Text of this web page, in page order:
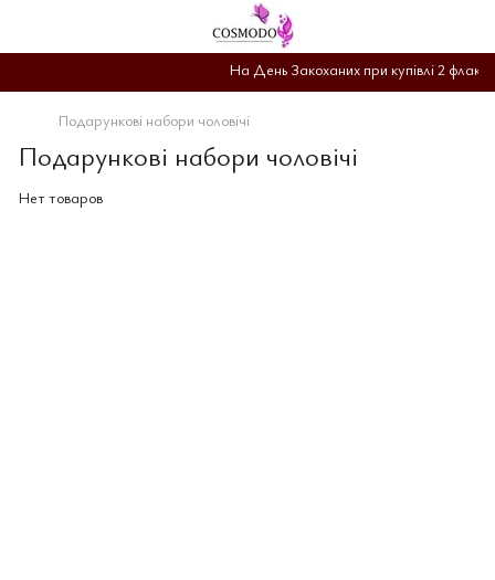
На День Закоханих при купівлі 2
Подарункові набори чоловічі
Подарункові набори чоловічі
Нет товаров